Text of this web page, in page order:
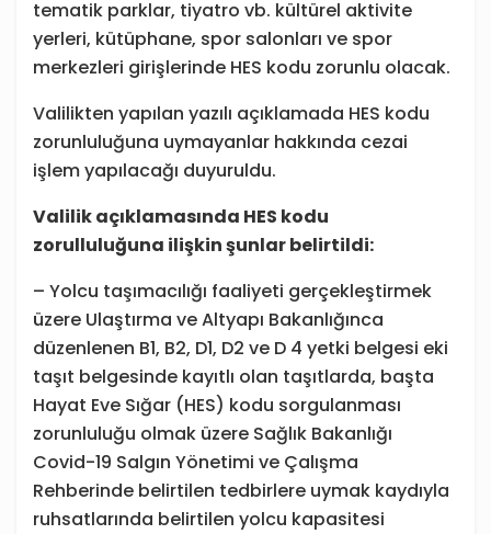
tematik parklar, tiyatro vb. kültürel aktivite
yerleri, kütüphane, spor salonları ve spor
merkezleri girişlerinde HES kodu zorunlu olacak.
Valilikten yapılan yazılı açıklamada HES kodu
zorunluluğuna uymayanlar hakkında cezai
işlem yapılacağı duyuruldu.
Valilik açıklamasında HES kodu
zorulluluğuna ilişkin şunlar belirtildi:
– Yolcu taşımacılığı faaliyeti gerçekleştirmek
üzere Ulaştırma ve Altyapı Bakanlığınca
düzenlenen B1, B2, D1, D2 ve D 4 yetki belgesi eki
taşıt belgesinde kayıtlı olan taşıtlarda, başta
Hayat Eve Sığar (HES) kodu sorgulanması
zorunluluğu olmak üzere Sağlık Bakanlığı
Covid-19 Salgın Yönetimi ve Çalışma
Rehberinde belirtilen tedbirlere uymak kaydıyla
ruhsatlarında belirtilen yolcu kapasitesi